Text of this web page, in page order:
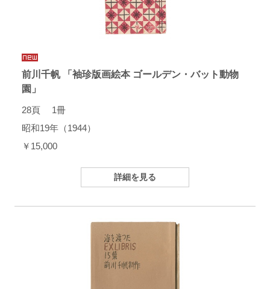
前川千帆 「袖珍版画絵本 ゴールデン・バット動物
園」
28頁 1冊
昭和19年（1944）
￥15,000
詳細を見る